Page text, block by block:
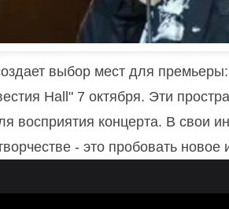
выбор мест для
Hall" 7 октября. Эти
восприятия концерта. В свои
- это пробовать